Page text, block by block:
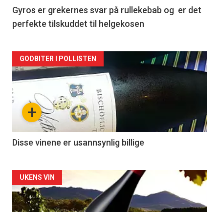
2
Gyros er grekernes svar på rullekebab og er det
perfekte tilskuddet til helgekosen
Forsiden
akkurat
nå
3
+
GODBITER I POLLISTEN
Disse vinene er usannsynlig billige
Forsiden
akkurat
UKENS VIN